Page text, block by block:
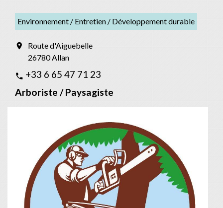
Environnement / Entretien / Développement durable
location_on
Route d'Aiguebelle
26780 Allan
phone +33 6 65 47 71 23
Arboriste / Paysagiste